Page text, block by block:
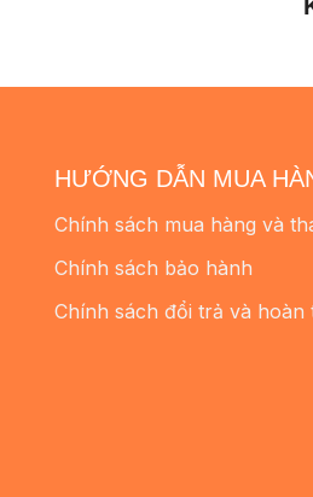
HƯỚNG DẪN MUA
Chính sách mua hàng và
Chính sách bảo hành
Chính sách đổi trả và hoàn